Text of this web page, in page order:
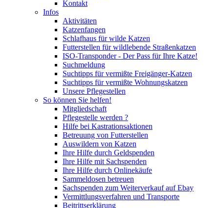
Kontakt
Infos
Aktivitäten
Katzenfangen
Schlafhaus für wilde Katzen
Futterstellen für wildlebende Straßenkatzen
ISO-Transponder - Der Pass für Ihre Katze!
Suchmeldung
Suchtipps für vermißte Freigänger-Katzen
Suchtipps für vermißte Wohnungskatzen
Unsere Pflegestellen
So können Sie helfen!
Mitgliedschaft
Pflegestelle werden ?
Hilfe bei Kastrationsaktionen
Betreuung von Futterstellen
Auswildern von Katzen
Ihre Hilfe durch Geldspenden
Ihre Hilfe mit Sachspenden
Ihre Hilfe durch Onlinekäufe
Sammeldosen betreuen
Sachspenden zum Weiterverkauf auf Ebay
Vermittlungsverfahren und Transporte
Beitrittserklärung